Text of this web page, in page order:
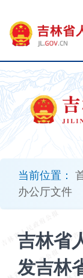
当前位置：
办公厅文件
吉林省
发吉林
开
无
障
碍
说
明
加